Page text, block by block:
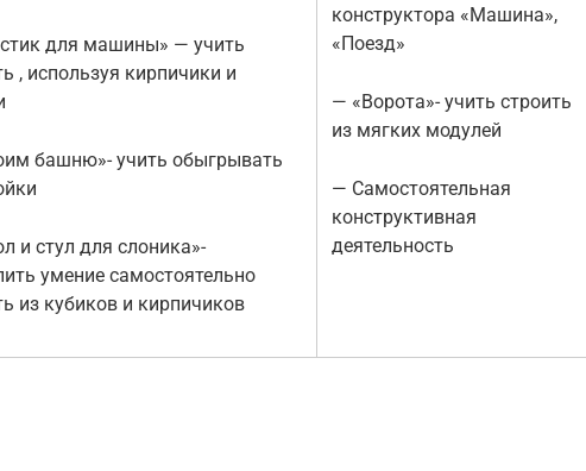
для машины» — учить
, используя кирпичики и
башню»- учить обыгрывать
и стул для слоника»-
умение самостоятельно
из кубиков и кирпичиков
конструктора «Машина»,
«Поезд»
— «Ворота»- учить строить
из мягких модулей
— Самостоятельная
конструктивная
деятельность